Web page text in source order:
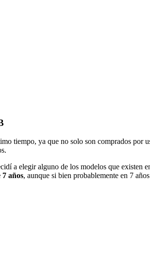
tiempo, ya que no solo son comprados por
a elegir alguno de los modelos que
años, aunque si bien probablemente en 7